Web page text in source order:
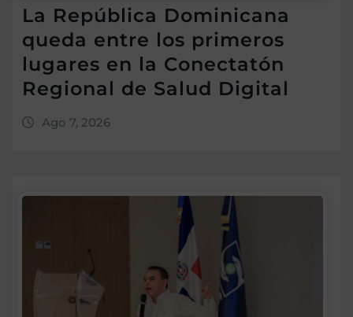
La República Dominicana
queda entre los primeros
lugares en la Conectatón
Regional de Salud Digital
Ago 7, 2026